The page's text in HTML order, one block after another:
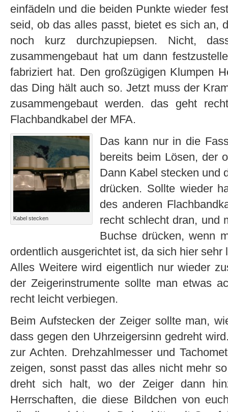
einfädeln und die beiden Punkte wieder
seid, ob das alles passt, bietet es sich an,
noch kurz durchzupiepsen. Nicht,
zusammengebaut hat um dann
fabriziert hat. Den großzügigen Klumpen
das Ding hält auch so. Jetzt muss der
zusammengebaut werden. das geht
Flachbandkabel der MFA.
Kabel stecken
Das kann nur in die
bereits beim Lösen, der
Dann Kabel stecken und
drücken. Sollte wieder
des anderen
recht schlecht dran, und
Buchse drücken, wenn
ordentlich ausgerichtet ist, da sich hier
Alles Weitere wird eigentlich nur wieder
der Zeigerinstrumente sollte man etwas
recht leicht verbiegen.
Beim Aufstecken der Zeiger sollte man,
dass gegen den Uhrzeigersinn gedreht
zur Achten. Drehzahlmesser und
zeigen, sonst passt das alles nicht mehr
dreht sich halt, wo der Zeiger dann
Herrschaften, die diese Bildchen von